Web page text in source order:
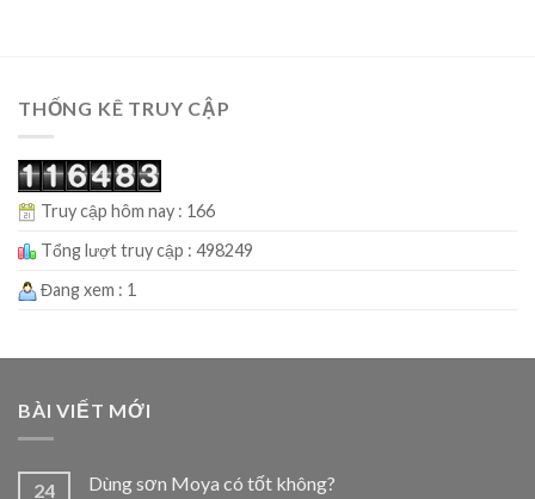
THỐNG KÊ TRUY CẬP
Truy cập hôm nay : 166
Tổng lượt truy cập : 498249
Đang xem : 1
BÀI VIẾT MỚI
24 Dùng sơn Moya có tốt không?